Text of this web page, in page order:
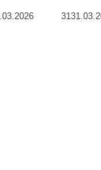
31